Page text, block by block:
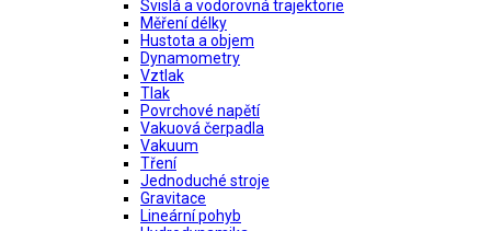
Svislá a vodorovná trajektorie
Měření délky
Hustota a objem
Dynamometry
Vztlak
Tlak
Povrchové napětí
Vakuová čerpadla
Vakuum
Tření
Jednoduché stroje
Gravitace
Lineární pohyb